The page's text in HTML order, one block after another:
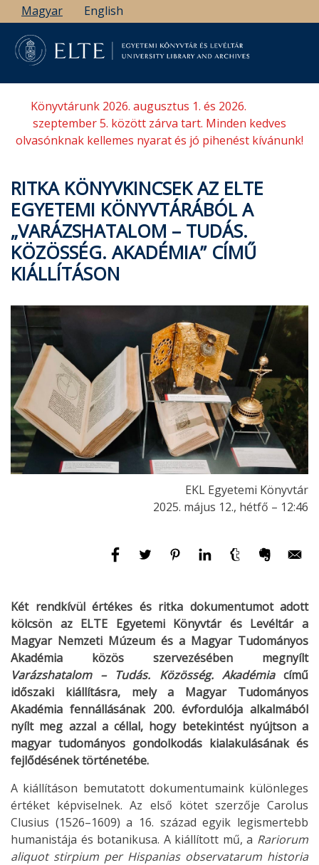
Ugrás
a
tartalomra
Magyar English
Könyvtárunk 2026. augusztus 1. és 2026.
szeptember 5. között zárva tart. Minden kedves
olvasónknak kellemes nyarat és jó pihenést kívánunk!
RITKA KÖNYVKINCSEK AZ ELTE
EGYETEMI KÖNYVTÁRÁBÓL A
„VARÁZSHATALOM – TUDÁS.
KÖZÖSSÉG. AKADÉMIA” CÍMŰ
KIÁLLÍTÁSON
EKL Egyetemi Könyvtár
2025. május 12., hétfő – 12:46
Két rendkívül értékes és ritka dokumentumot adott
kölcsön az ELTE Egyetemi Könyvtár és Levéltár a
Magyar Nemzeti Múzeum és a Magyar Tudományos
Akadémia közös szervezésében megnyílt
Varázshatalom – Tudás. Közösség. Akadémiacímű
időszaki kiállításra, mely a Magyar Tudományos
Akadémia fennállásának 200. évfordulója alkalmából
nyílt meg azzal a céllal, hogy betekintést nyújtson a
magyar tudományos gondolkodás kialakulásának és
fejlődésének történetébe.
A kiállításon bemutatott dokumentumaink különleges
értéket képviselnek. Az első kötet szerzője Carolus
Clusius (1526–1609) a 16. század egyik legismertebb
humanistája és botanikusa. A kiállított mű, a Rariorum
aliquot stirpium per Hispanias observatarum historia